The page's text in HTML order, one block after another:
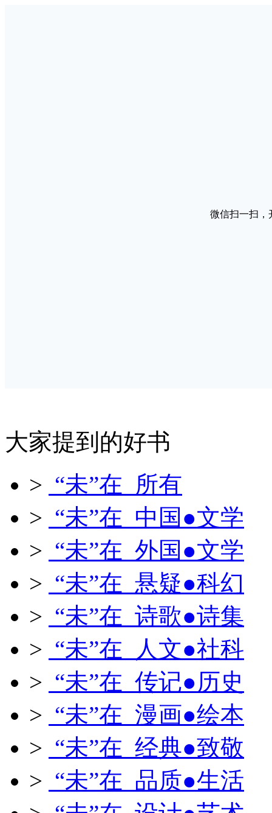
微信扫一扫，
大家提到的好书
> “未”在 所有
> “未”在 中国●文学
> “未”在 外国●文学
> “未”在 悬疑●科幻
> “未”在 诗歌●诗集
> “未”在 人文●社科
> “未”在 传记●历史
> “未”在 漫画●绘本
> “未”在 经典●致敬
> “未”在 品质●生活